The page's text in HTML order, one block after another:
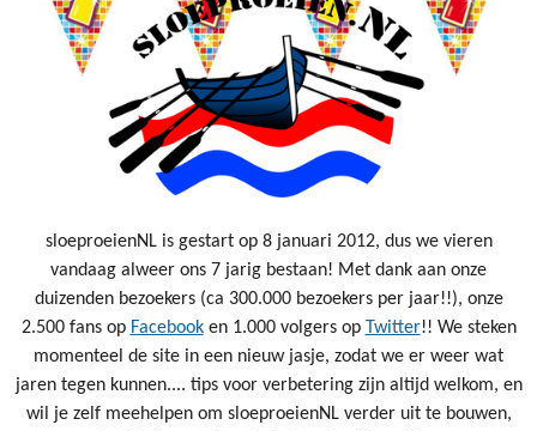
sloeproeienNL is gestart op 8 januari 2012, dus we vieren
vandaag alweer ons 7 jarig bestaan! Met dank aan onze
duizenden bezoekers (ca 300.000 bezoekers per jaar!!), onze
2.500 fans op Facebooken 1.000 volgers op Twitter!! We steken
momenteel de site in een nieuw jasje, zodat we er weer wat
jaren tegen kunnen.... tips voor verbetering zijn altijd welkom, en
wil je zelf meehelpen om sloeproeienNL verder uit te bouwen,